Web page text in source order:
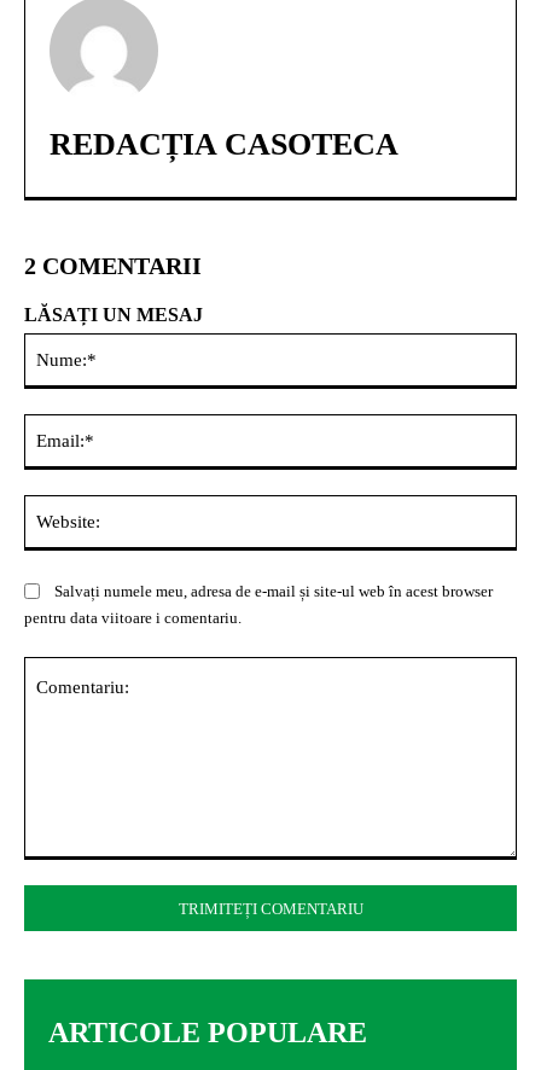
REDACȚIA CASOTECA
2 COMENTARII
LĂSAȚI UN MESAJ
Salvați numele meu, adresa de e-mail și site-ul web în acest browser
pentru data viitoare i comentariu.
ARTICOLE POPULARE